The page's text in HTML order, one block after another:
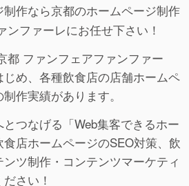
作なら京都のホームページ制作
ファーレにお任せ下さい！
都 ファンフェアファンファー
め、各種飲食店の店舗ホームペ
作実績があります。
つなげる「Web集客できるホー
店ホームページのSEO対策、飲
ツ制作・コンテンツマーケティ
さい！